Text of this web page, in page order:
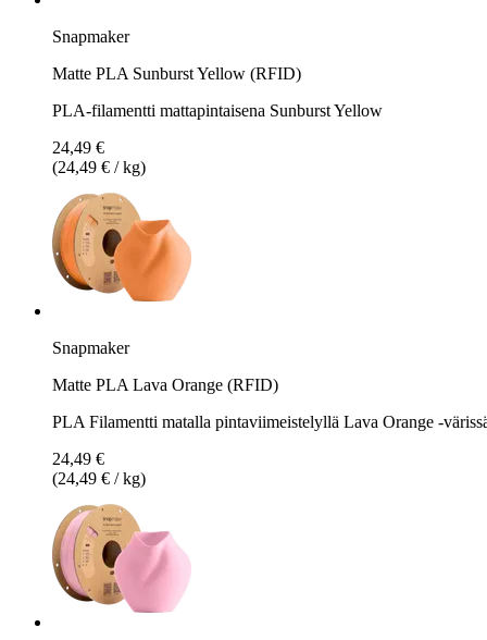
Snapmaker
Matte PLA Sunburst Yellow (RFID)
PLA-filamentti mattapintaisena Sunburst Yellow
24,49 €
(24,49 € / kg)
Snapmaker
Matte PLA Lava Orange (RFID)
PLA Filamentti matalla pintaviimeistelyllä Lava Orange -
24,49 €
(24,49 € / kg)